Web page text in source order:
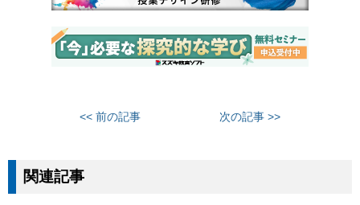
<< 前の記事 次の記事 >>
関連記事